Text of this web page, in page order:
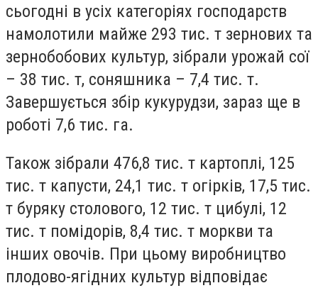
сьогодні в усіх категоріях господарств
намолотили майже 293 тис. т зернових та
зернобобових культур, зібрали урожай сої
– 38 тис. т, соняшника – 7,4 тис. т.
Завершується збір кукурудзи, зараз ще в
роботі 7,6 тис. га.
Також зібрали 476,8 тис. т картоплі, 125
тис. т капусти, 24,1 тис. т огірків, 17,5 тис.
т буряку столового, 12 тис. т цибулі, 12
тис. т помідорів, 8,4 тис. т моркви та
інших овочів. При цьому виробництво
плодово-ягідних культур відповідає